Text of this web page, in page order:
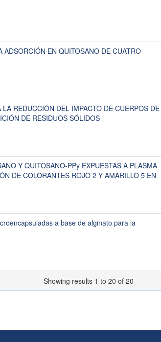
EN QUITOSANO DE CUATRO
REDUCCIÓN DEL IMPACTO DE CUERPOS DE
DE RESIDUOS SÓLIDOS
Y QUITOSANO-PPy EXPUESTAS A PLASMA
DE COLORANTES ROJO 2 Y AMARILLO 5 EN
a base de alginato para la
Showing results 1 to 20 of 20